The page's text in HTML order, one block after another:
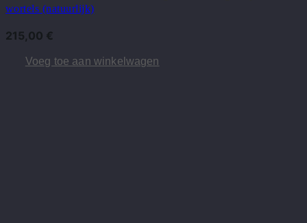
wortels (natuurlijk)
215,00 €
Voeg toe aan winkelwagen